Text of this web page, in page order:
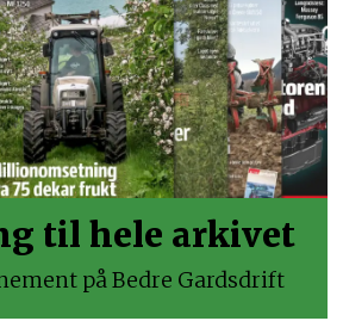
til hele arkivet
på Bedre Gardsdrift